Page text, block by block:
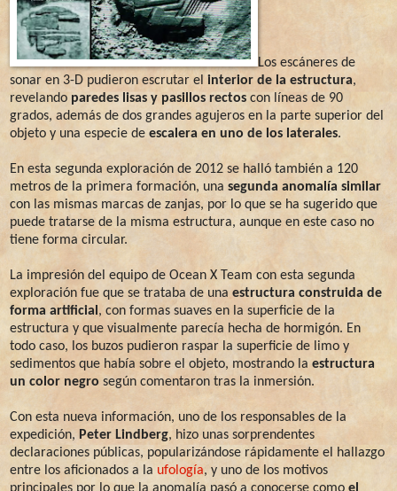
Los escáneres de
sonar en 3-D pudieron escrutar el interior de la estructura,
revelando paredes lisas y pasillos rectos con líneas de 90
grados, además de dos grandes agujeros en la parte superior del
objeto y una especie de escalera en uno de los laterales.
En esta segunda exploración de 2012 se halló también a 120
metros de la primera formación, una segunda anomalía similar
con las mismas marcas de zanjas, por lo que se ha sugerido que
puede tratarse de la misma estructura, aunque en este caso no
tiene forma circular.
La impresión del equipo de Ocean X Team con esta segunda
exploración fue que se trataba de unaestructura construida de
forma artificial, con formas suaves en la superficie de la
estructura y que visualmente parecía hecha de hormigón. En
todo caso, los buzos pudieron raspar la superficie de limo y
sedimentos que había sobre el objeto, mostrando la estructura
un color negro según comentaron tras la inmersión.
Con esta nueva información, uno de los responsables de la
expedición, Peter Lindberg, hizo unas sorprendentes
declaraciones públicas, popularizándose rápidamente el hallazgo
entre los aficionados a la ufología, y uno de los motivos